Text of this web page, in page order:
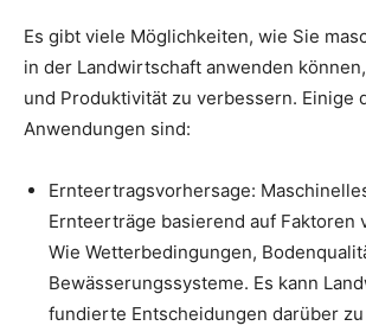
Es gibt viele Möglichkeiten, wie Sie
in der Landwirtschaft anwenden
und Produktivität zu verbessern. Einige
Anwendungen sind:
Ernteertragsvorhersage:
Ernteerträge basierend auf Faktoren
Wie Wetterbedingungen,
Bewässerungssysteme. Es kann
fundierte Entscheidungen darüber